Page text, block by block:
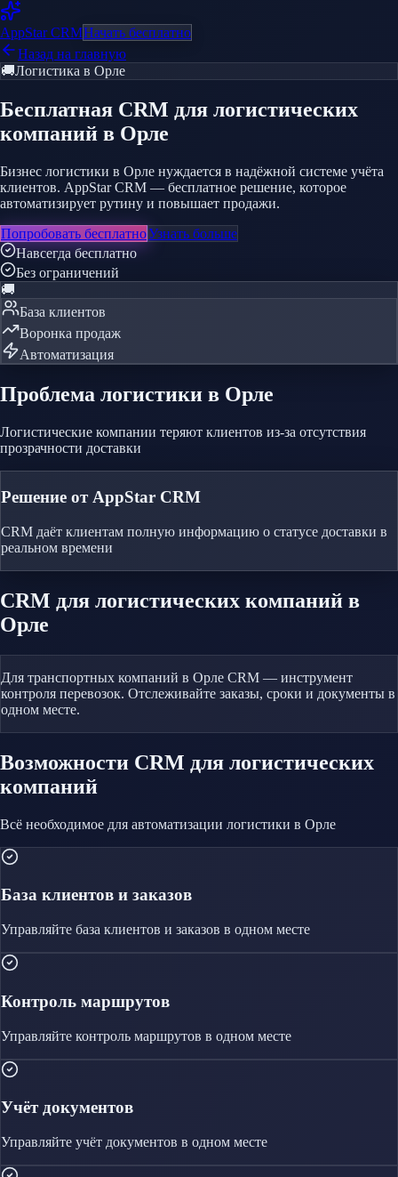
AppStarCRMНачать бесплатно
Назад на главную
🚚Логистика в Орле
Бесплатная CRM для логистических
компаний в Орле
Бизнес логистики в Орле нуждается в надёжной системе учёта
клиентов. AppStar CRM — бесплатное решение, которое
автоматизирует рутину и повышает продажи.
Попробовать бесплатноУзнать больше
Навсегда бесплатно
Без ограничений
🚚
База клиентов
Воронка продаж
Автоматизация
Проблема логистики в Орле
Логистические компании теряют клиентов из-за отсутствия
прозрачности доставки
Решение от AppStar CRM
CRM даёт клиентам полную информацию о статусе доставки в
реальном времени
CRM для логистических компаний в
Орле
Для транспортных компаний в Орле CRM — инструмент
контроля перевозок. Отслеживайте заказы, сроки и документы в
одном месте.
Возможности CRM для логистических
компаний
Всё необходимое для автоматизации логистики в Орле
База клиентов и заказов
Управляйте база клиентов и заказов в одном месте
Контроль маршрутов
Управляйте контроль маршрутов в одном месте
Учёт документов
Управляйте учёт документов в одном месте